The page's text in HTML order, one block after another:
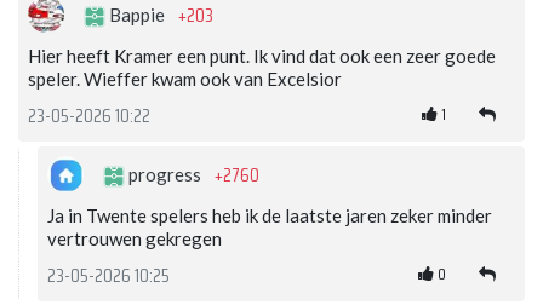
Bappie +203
Hier heeft Kramer een punt. Ik vind dat ook een zeer goede
speler. Wieffer kwam ook van Excelsior
23-05-2026 10:22 1
progress +2760
Ja in Twente spelers heb ik de laatste jaren zeker minder
vertrouwen gekregen
23-05-2026 10:25 0